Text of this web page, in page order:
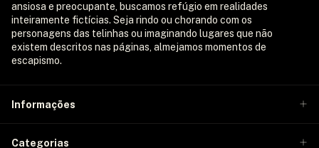
ansiosa e preocupante, buscamos refúgio em realidades
inteiramente fictícias. Seja rindo ou chorando com os
personagens das telinhas ou imaginando lugares que não
existem descritos nas páginas, almejamos momentos de
escapismo.
Informações
Categorias